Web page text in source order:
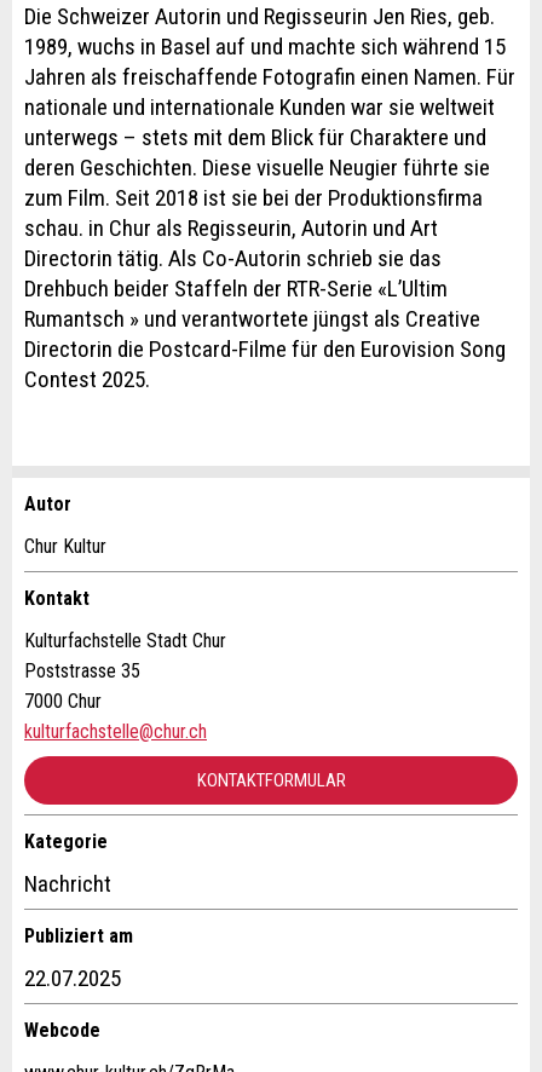
Die Schweizer Autorin und Regisseurin Jen Ries, geb.
1989, wuchs in Basel auf und machte sich während 15
Jahren als freischaffende Fotografin einen Namen. Für
nationale und internationale Kunden war sie weltweit
unterwegs – stets mit dem Blick für Charaktere und
deren Geschichten. Diese visuelle Neugier führte sie
zum Film. Seit 2018 ist sie bei der Produktionsfirma
schau. in Chur als Regisseurin, Autorin und Art
Directorin tätig. Als Co-Autorin schrieb sie das
Drehbuch beider Staffeln der RTR-Serie «L’Ultim
Rumantsch » und verantwortete jüngst als Creative
Directorin die Postcard-Filme für den Eurovision Song
Contest 2025.
Anzeige beanstanden
Ihr Feedback wird sehr geschätzt!
Allgemeines Feedback
Anzeige nicht mehr gültig
Anzeige unvollständig
Nachricht
Anzeige weiterempfehlen
Empfehlen Sie diese Anzeige an Freunde weiter.
* Eingabe erforderlich
ANZEIGE WEITEREMPFEHLEN
Schliessen
Autor
Chur Kultur
Kontakt
Kulturfachstelle Stadt Chur
Poststrasse 35
7000 Chur
kulturfachstelle@chur.ch
KONTAKTFORMULAR
Kontakt
Verfassen Sie eine Nachricht für die Kontaktpersonen dieser
Kategorie
Nachricht
Publiziert am
22.07.2025
Webcode